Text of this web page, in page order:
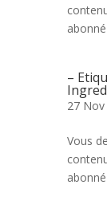
–
27
Vous